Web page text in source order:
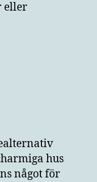
eller
hus
något för